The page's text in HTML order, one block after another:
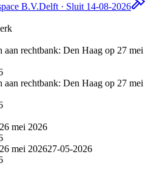
B.V.Delft · Sluit 14-08-2026
aan rechtbank: Den Haag op 27 mei
aan rechtbank: Den Haag op 27 mei
mei 2026
mei 202627-05-2026